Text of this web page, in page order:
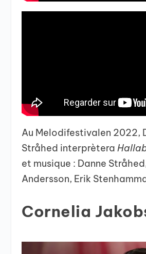
Au Melodifestivalen 2022,
Stråhed interprètera
et musique : Danne
Andersson, Erik
Cornelia